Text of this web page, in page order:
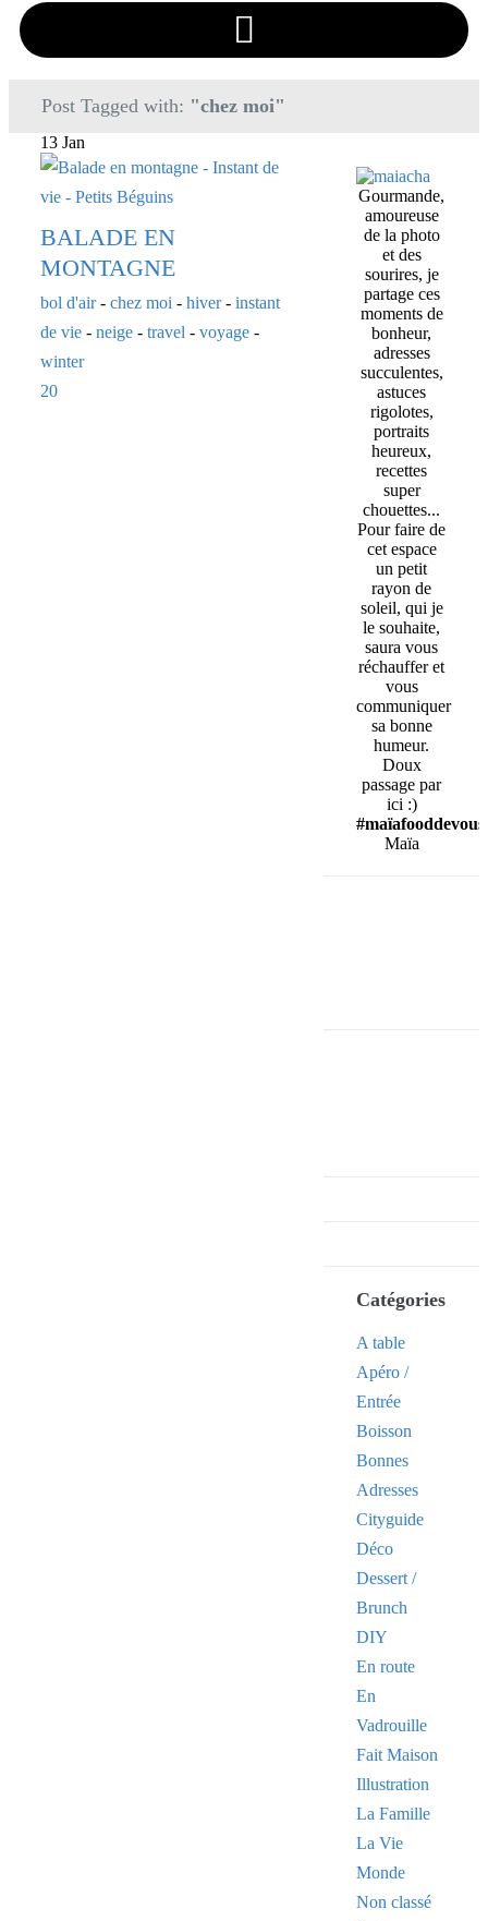
Post Tagged with: "chez moi"
13 Jan
BALADE EN
MONTAGNE
bol d'air- chez moi - hiver- instant
de vie - neige - travel - voyage -
winter
20
Gourmande,
amoureuse
de la photo
et des
sourires, je
partage ces
moments de
bonheur,
adresses
succulentes,
astuces
rigolotes,
portraits
heureux,
recettes
super
chouettes...
Pour faire de
cet espace
un petit
rayon de
soleil, qui je
le souhaite,
saura vous
réchauffer et
vous
communiquer
sa bonne
humeur.
Doux
passage par
ici :)
#maïafooddevous
Maïa
Catégories
A table
Apéro /
Entrée
Boisson
Bonnes
Adresses
Cityguide
Déco
Dessert /
Brunch
DIY
En route
En
Vadrouille
Fait Maison
Illustration
La Famille
La Vie
Monde
Non classé